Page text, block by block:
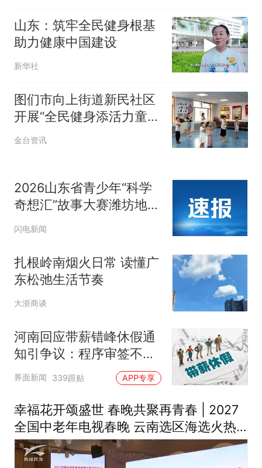
山东：筑牢全民健身根基
助力健康中国建设
新华社
图们市向上街道新民社区
开展“全民健身添活力童趣
舞蹈欢乐多”主题活动
金台资讯
2026山东省青少年“科学
奇想汇”故事大赛潍坊地区
选拔赛市级决赛举办
闪电新闻
扎根岭南烟火日常 读懂广
东松弛生活节奏
大浙商谈
河南回应带薪错峰休假通
知引争议：程序审签不规
范，待修改后予以印发
界面新闻 339跟贴 APP专享
幸福花开颂盛世 春晚共聚再青春 | 2027
全国中老年电视春晚 云南选区海选火热
进行